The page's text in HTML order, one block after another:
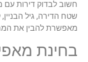
חשוב לבדוק דירות עם
שטח הדירה, גיל
מאפשרת להבין את
בחינת